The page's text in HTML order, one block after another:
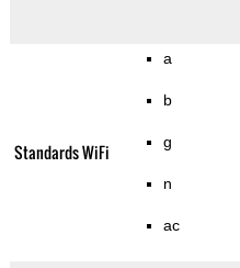
Standards WiFi
a
b
g
n
ac